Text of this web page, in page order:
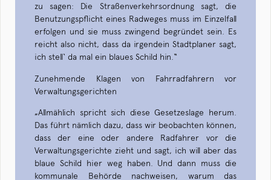
zu sagen: Die Straßenverkehrsordnung sagt, die
Benutzungspflicht eines Radweges muss im Einzelfall
erfolgen und sie muss zwingend begründet sein. Es
reicht also nicht, dass da irgendein Stadtplaner sagt,
ich stell‘ da mal ein blaues Schild hin.“
Zunehmende Klagen von Fahrradfahrern vor
Verwaltungsgerichten
„Allmählich spricht sich diese Gesetzeslage herum.
Das führt nämlich dazu, dass wir beobachten können,
dass der eine oder andere Radfahrer vor die
Verwaltungsgerichte zieht und sagt, ich will aber das
blaue Schild hier weg haben. Und dann muss die
kommunale Behörde nachweisen, warum das